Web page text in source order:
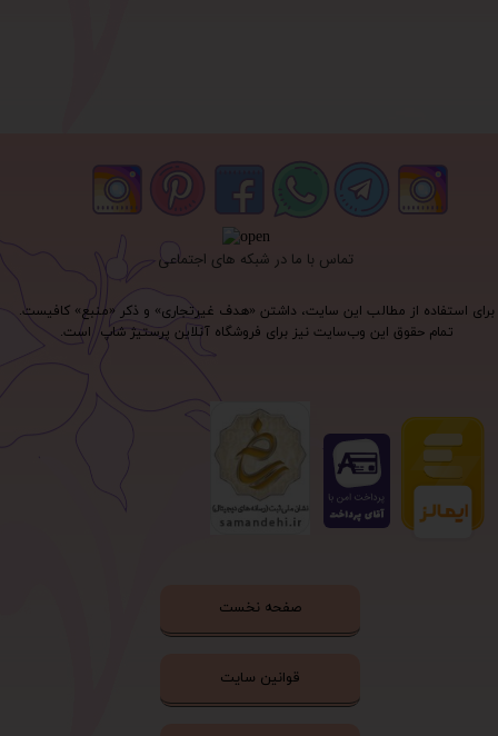
برای استفاده از مطالب این سایت، داشتن «هدف غیرتجاری» و ذکر «منبع» کافیست.
تمام حقوق اين وب‌سايت نیز برای فروشگاه آنلاین پرستیژ شاپ است.
تماس با ما در شبکه های اجتماعی
صفحه نخست
قوانین سایت